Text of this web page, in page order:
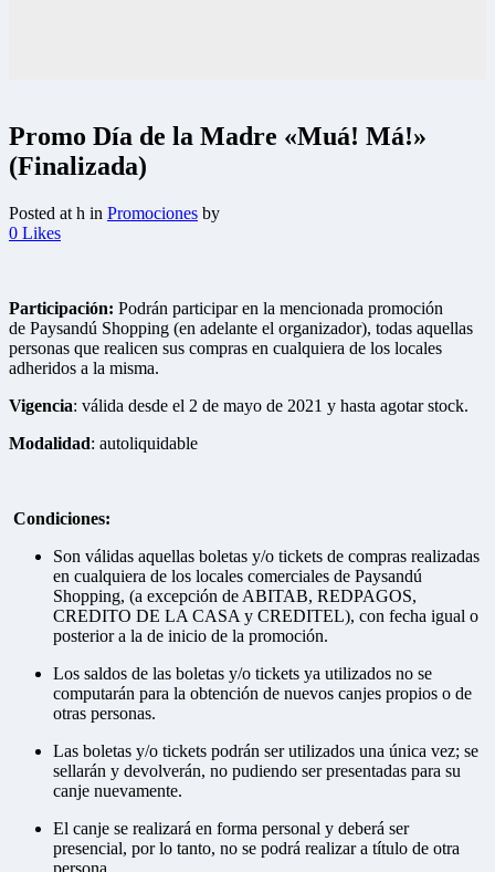
Promo Día de la Madre «Muá! Má!»
(Finalizada)
Posted at h in Promociones by
0 Likes
Participación: Podrán participar en la mencionada promoción
de Paysandú Shopping (en adelante el organizador), todas aquellas
personas que realicen sus compras en cualquiera de los locales
adheridos a la misma.
Vigencia: válida desde el 2 de mayo de 2021 y hasta agotar stock.
Modalidad: autoliquidable
Condiciones:
Son válidas aquellas boletas y/o tickets de compras realizadas
en cualquiera de los locales comerciales de Paysandú
Shopping, (a excepción de ABITAB, REDPAGOS,
CREDITO DE LA CASA y CREDITEL), con fecha igual o
posterior a la de inicio de la promoción.
Los saldos de las boletas y/o tickets ya utilizados no se
computarán para la obtención de nuevos canjes propios o de
otras personas.
Las boletas y/o tickets podrán ser utilizados una única vez; se
sellarán y devolverán, no pudiendo ser presentadas para su
canje nuevamente.
El canje se realizará en forma personal y deberá ser
presencial, por lo tanto, no se podrá realizar a título de otra
persona.